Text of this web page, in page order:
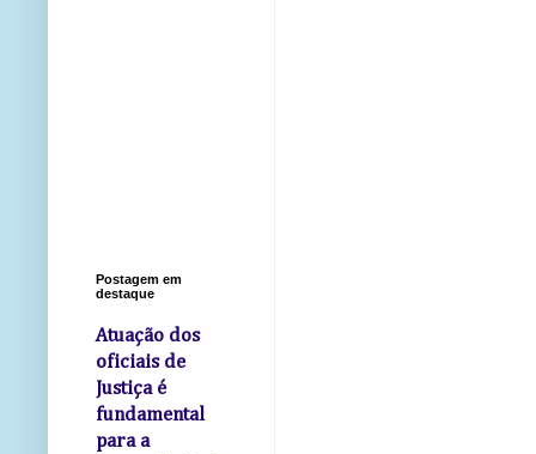
Postagem em
destaque
Atuação dos
oficiais de
Justiça é
fundamental
para a